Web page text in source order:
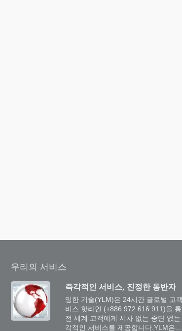
우리의 서비스
즉각적인 서비스, 진정한 동반자
잉한 기술(YLM)은 24시간 글로벌 고
비스 핫라인 (+886 972 616 911)을 통
전 세계 고객에게 시차 없는 중단 없는
각적인 서비스를 제공합니다.YLM은...